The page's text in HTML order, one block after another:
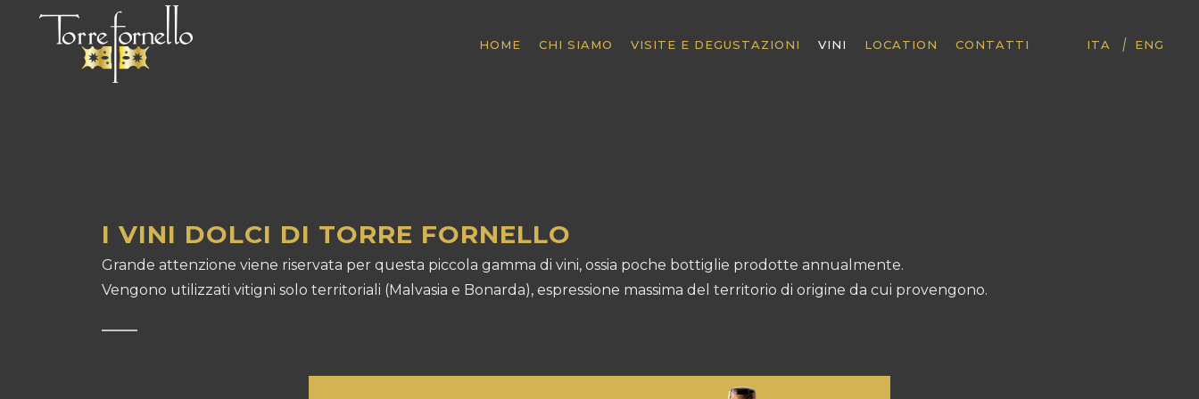
ITA | ENG
HOME CHI SIAMO VISITE E DEGUSTAZIONI VINI LOCATION CONTATTI
I VINI DOLCI DI TORRE FORNELLO
Grande attenzione viene riservata per questa piccola gamma di vini, ossia poche bottiglie prodotte annualmente.
Vengono utilizzati vitigni solo territoriali (Malvasia e Bonarda), espressione massima del territorio di origine da cui provengono.